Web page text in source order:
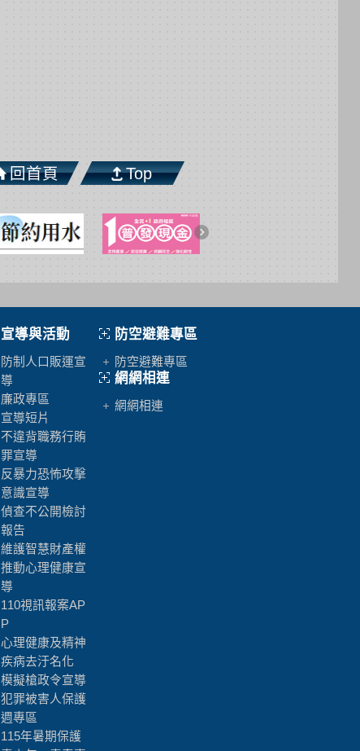
回首頁 Top
宣導與活動
防制人口販運宣
導
廉政專區
宣導短片
不違背職務行賄
罪宣導
反暴力恐怖攻擊
意識宣導
偵查不公開檢討
報告
維護智慧財產權
推動心理健康宣
導
110視訊報案AP
P
心理健康及精神
疾病去汙名化
模擬槍政令宣導
犯罪被害人保護
週專區
115年暑期保護
防空避難專區
防空避難專區
網網相連
網網相連